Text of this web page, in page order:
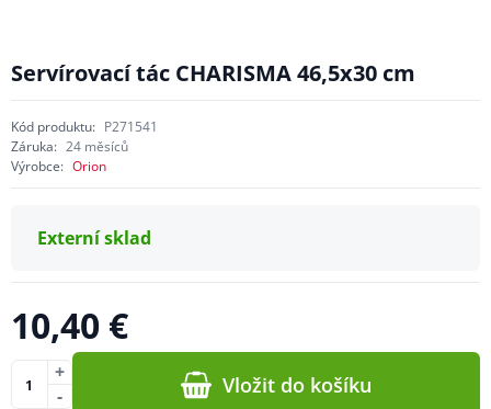
Servírovací tác CHARISMA 46,5x30 cm
Kód produktu: P271541
Záruka: 24 měsíců
Výrobce: Orion
Externí sklad
10,40 €
-
+ Vložit do košíku